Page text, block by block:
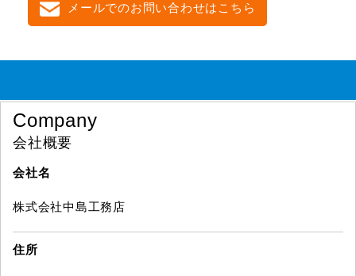
メールでのお問い合わせはこちら
Company
会社概要
会社名
株式会社中島工務店
住所